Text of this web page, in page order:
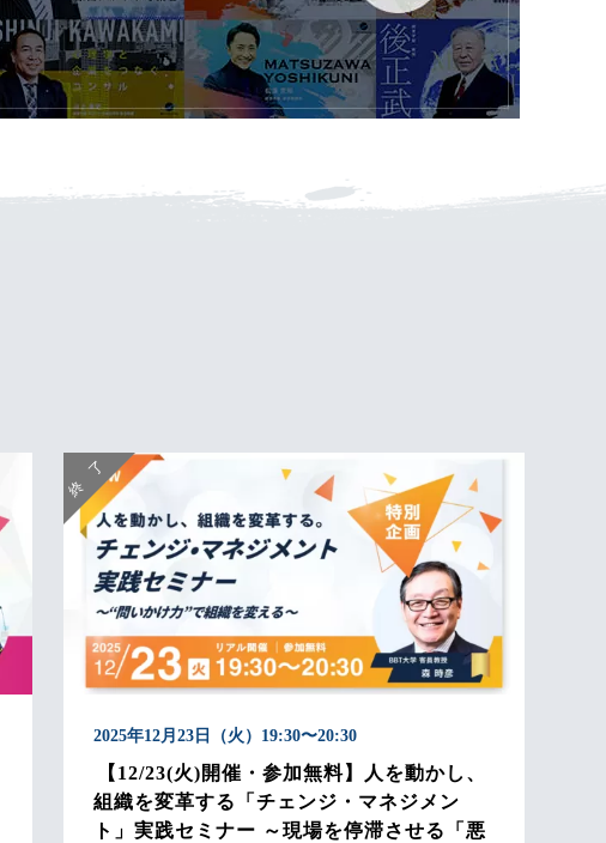
2025年12月23日（火）19:30〜20:30
【12/23(火)開催・参加無料】人を動かし、
組織を変革する「チェンジ・マネジメン
ト」実践セミナー ～現場を停滞させる「悪